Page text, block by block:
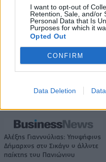
I want to opt-out of
Retention, Sale, and/or
Personal Data that Is
Purposes for which it
Opted Out
CONFIRM
Data Deletion
Πρόεδρος ο Γαληνός Γιαγλής
Νέο Audi A2 e-tron με στόχο
την κορυφή της
αποδοτικότητας
Αλέξης Γιαννούλιας: Υποψήφιος
Δήμαρχος στο Σικάγο ο άλλοτε
παίκτης του Πανιώνιου